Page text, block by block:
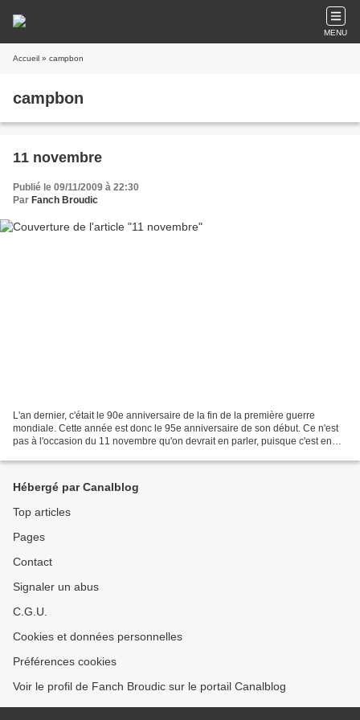
MENU
Accueil » campbon
campbon
11 novembre
Publié le 09/11/2009 à 22:30
Par Fanch Broudic
L'an dernier, c'était le 90e anniversaire de la fin de la première guerre
mondiale. Cette année est donc le 95e anniversaire de son début. Ce n'est
pas à l'occasion du 11 novembre qu'on devrait en parler, puisque c'est en
Hébergé par Canalblog
Top articles
Pages
Contact
Signaler un abus
C.G.U.
Cookies et données personnelles
Préférences cookies
Voir le profil de Fanch Broudic sur le portail Canalblog